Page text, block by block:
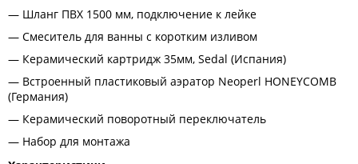
Шланг ПВХ 1500 мм, подключение к лейке
Смеситель для ванны с коротким изливом
Керамический картридж 35мм, Sedal (Испания)
Встроенный пластиковый аэратор Neoperl HONEYCOMB
(Германия)
Керамический поворотный переключатель
Набор для монтажа